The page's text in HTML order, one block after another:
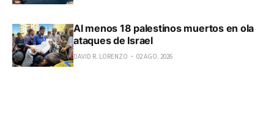
Al menos 18 palestinos muertos en ola
ataques de Israel
DAVID R. LORENZO 02 AGO. 2026